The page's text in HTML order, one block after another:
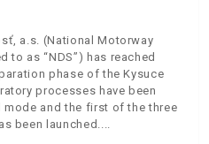
a.s. (National Motorway
to as “NDS”) has reached
phase of the Kysuce
processes have been
and the first of the three
been launched.